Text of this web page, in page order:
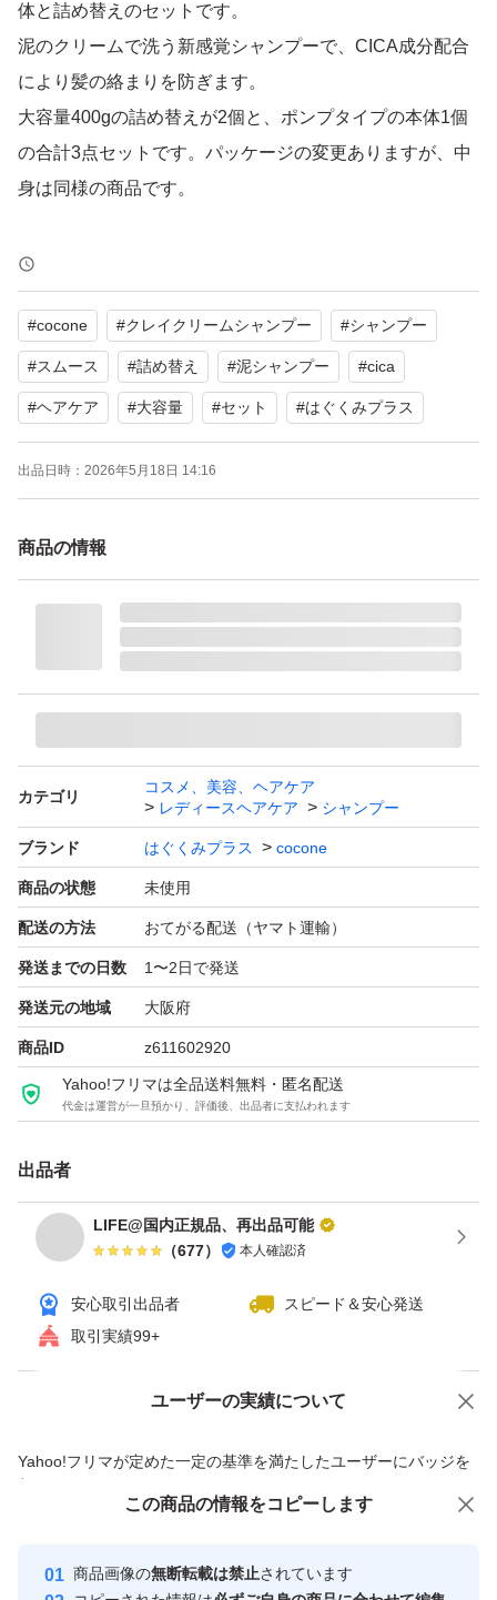
体と詰め替えのセットです。
泥のクリームで洗う新感覚シャンプーで、CICA成分配合
により髪の絡まりを防ぎます。
大容量400gの詰め替えが2個と、ポンプタイプの本体1個
の合計3点セットです。パッケージの変更ありますが、中
身は同様の商品です。
【ブランド】cocone
【商品名】クレイクリームシャンプー スムース
【内容量】本体380g、詰め替え400g×2
【商品の状態】未使用
【カラー】ピンク系
よろしくお願いいたします。
#cocone #クレイクリームシャンプー #シャンプー
#スムース #詰め替え #泥シャンプー #cica
#ヘアケア #大容量 #セット #はぐくみプラス
出品日時： 2026年5月18日 14:16
商品の情報
カテゴリ
コスメ、美容、ヘアケア
レディースヘアケア
シャンプー
ブランド はぐくみプラス cocone
商品の状態 未使用
配送の方法 おてがる配送（ヤマト運輸）
発送までの日数 1〜2日で発送
発送元の地域 大阪府
商品ID z611602920
Yahoo!フリマは全品送料無料・匿名配送
代金は運営が一旦預かり、評価後、出品者に支払われます
出品者
LIFE@国内正規品、再出品可能
（677） 本人確認済
安心取引出品者
スピード＆安心発送
取引実績99+
ユーザーの実績について
Yahoo!フリマが定めた一定の基準を満たしたユーザーにバッジを
付与しています
安心取引出品者
心・安全なユーザーです
価格の相談 商品への質問
この商品の情報をコピーします
商品画像の無断転載は禁止されています
この商品をみている人にオススメ